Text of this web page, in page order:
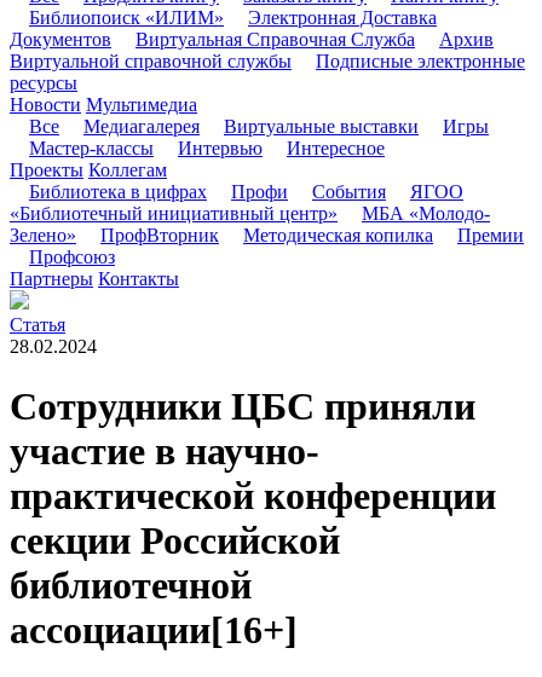
Библиопоиск «ИЛИМ»
Электронная Доставка
Документов
Виртуальная Справочная Служба
Архив
Виртуальной справочной службы
Подписные электронные
ресурсы
Новости Мультимедиа
Все
Медиагалерея Виртуальные выставки
Игры
Мастер-классы
Интервью
Интересное
Проекты Коллегам
Библиотека в цифрах
Профи События
ЯГОО
«Библиотечный инициативный центр»
МБА «Молодо-
Зелено»
ПрофВторник Методическая копилка
Премии
Профсоюз
Партнеры Контакты
Статья
28.02.2024
Сотрудники ЦБС приняли
участие в научно-
практической конференции
секции Российской
библиотечной
ассоциации[16+]